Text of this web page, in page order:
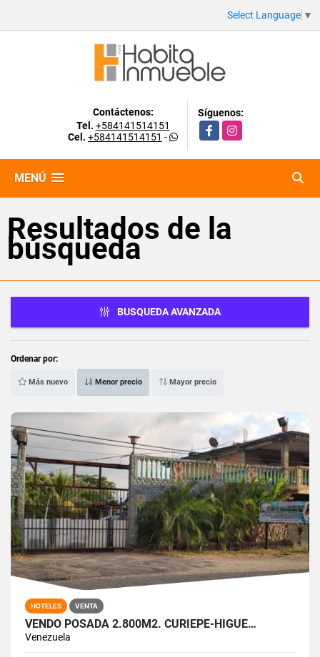
Select Language ▼
Contáctenos:
Tel. +584141514151
Cel. +584141514151 -
Síguenos:
FacebookInstagram
MENÚ
Resultados de la
búsqueda
BUSQUEDA AVANZADA
Ordenar por:
Más nuevo Menor precio Mayor precio
HOTELES VENTA
VENDO POSADA 2.800M2. CURIEPE-HIGUE…
Venezuela